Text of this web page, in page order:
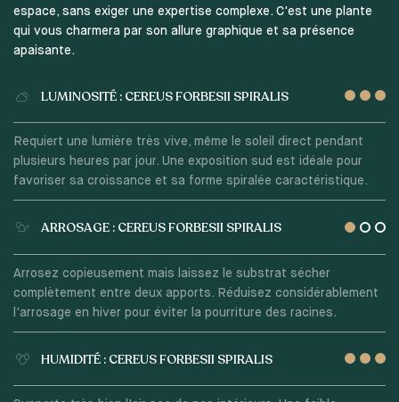
espace, sans exiger une expertise complexe. C'est une plante
qui vous charmera par son allure graphique et sa présence
apaisante.
LUMINOSITÉ : CEREUS FORBESII SPIRALIS
Requiert une lumière très vive, même le soleil direct pendant
plusieurs heures par jour. Une exposition sud est idéale pour
favoriser sa croissance et sa forme spiralée caractéristique.
ARROSAGE : CEREUS FORBESII SPIRALIS
Arrosez copieusement mais laissez le substrat sécher
complètement entre deux apports. Réduisez considérablement
l'arrosage en hiver pour éviter la pourriture des racines.
HUMIDITÉ : CEREUS FORBESII SPIRALIS